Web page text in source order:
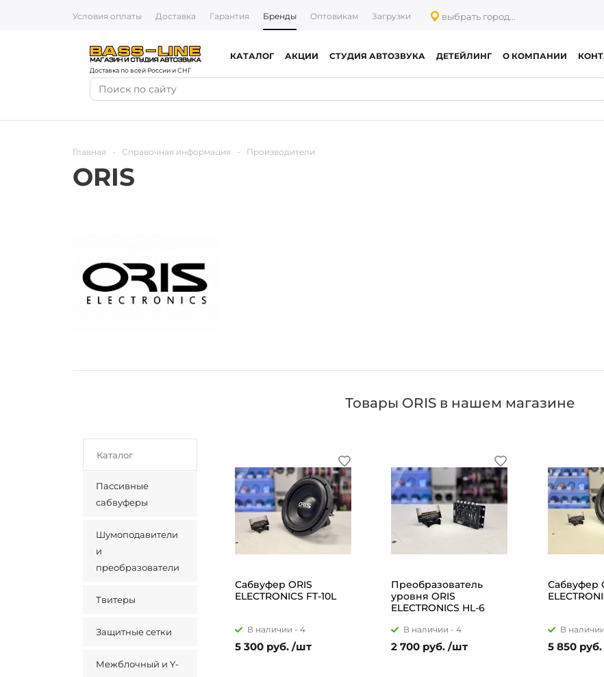
Условия оплаты Доставка Гарантия Бренды Оптовикам Загрузки выбрать город...
Доставка по всей России и СНГ
КАТАЛОГ АКЦИИ СТУДИЯ АВТОЗВУКА ДЕТЕЙЛИНГ О КОМПАНИИ
Главная - Справочная информация - Производители
ORIS
Товары ORIS в нашем магазине
Каталог
Пассивные
сабвуферы
Шумоподавители
и
преобразователи
Твитеры
Защитные сетки
Межблочный и Y-
Сабвуфер ORIS
ELECTRONICS FT-10L
В наличии - 4
5 300 руб. /шт
Преобразователь
уровня ORIS
ELECTRONICS HL-6
В наличии - 4
2 700 руб. /шт
Сабвуфер
В
5 850